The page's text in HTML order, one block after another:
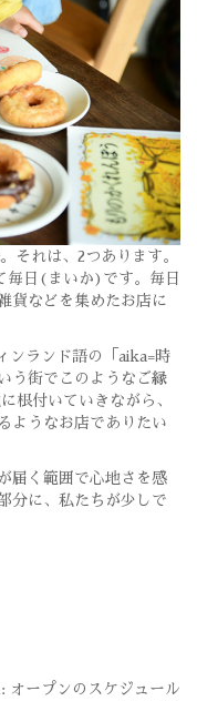
o
それは、2つあります。
毎日(まいか)です。毎日
貨などを集めたお店に
ランド語の「aika=時
う街でこのようなご縁
根付いていきながら、
ようなお店でありたい
届く範囲で心地さを感
分に、私たちが少しで
オープンのスケジュール